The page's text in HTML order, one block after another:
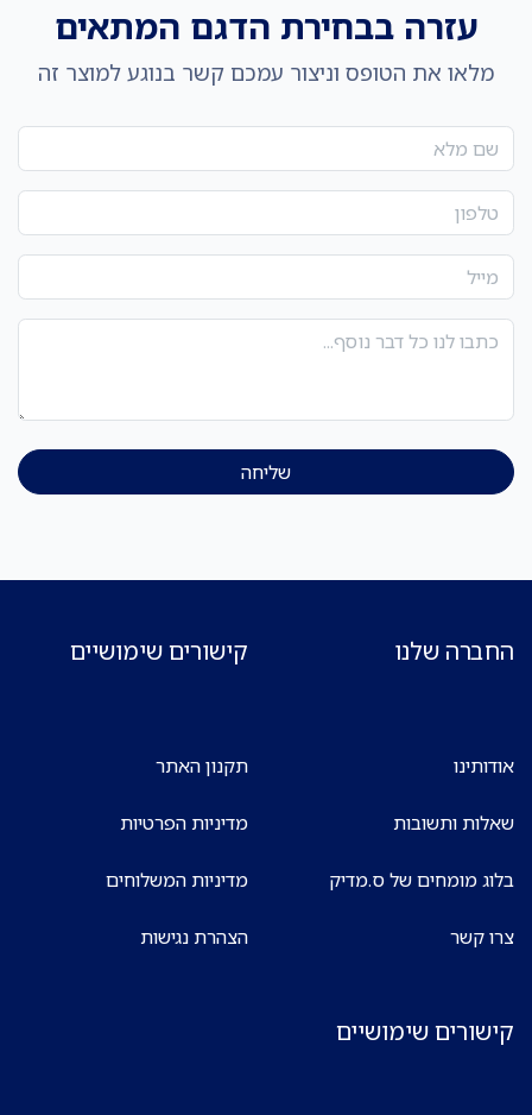
עזרה בבחירת הדגם המתאים
מלאו את הטופס וניצור עמכם קשר בנוגע למוצר זה
שליחה
החברה שלנו
אודותינו
שאלות ותשובות
בלוג מומחים של ס.מדיק
צרו קשר
קישורים שימושיים
תקנון האתר
מדיניות הפרטיות
מדיניות המשלוחים
הצהרת נגישות
קישורים שימושיים